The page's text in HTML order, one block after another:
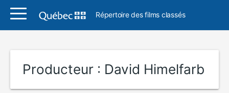
Répertoire des films classés
Producteur : David Himelfarb